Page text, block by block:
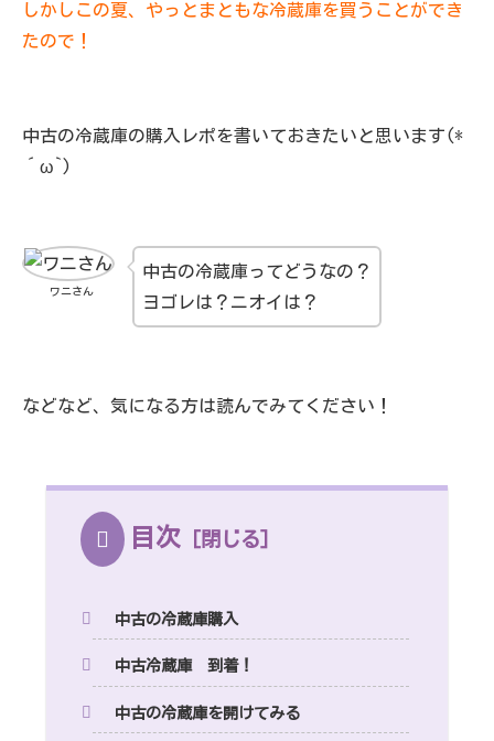
しかしこの夏、やっとまともな冷蔵庫を買うことができ
たので！
中古の冷蔵庫の購入レポを書いておきたいと思います(*
´ω`)
ワニさん
中古の冷蔵庫ってどうなの？
ヨゴレは？ニオイは？
などなど、気になる方は読んでみてください！
目次
中古の冷蔵庫購入
中古冷蔵庫 到着！
中古の冷蔵庫を開けてみる